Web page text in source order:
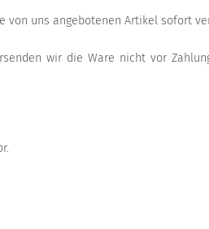
von uns angebotenen Artikel sofort
wir die Ware nicht vor